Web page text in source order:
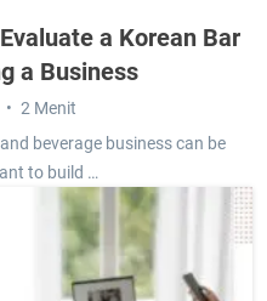
a Korean Bar
a Business
beverage business can be
to build …
2 Menit